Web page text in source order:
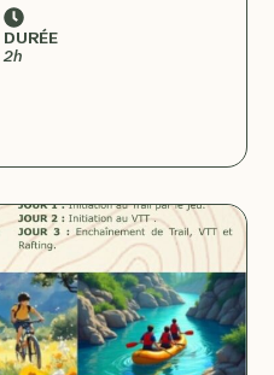
DURÉE
2h